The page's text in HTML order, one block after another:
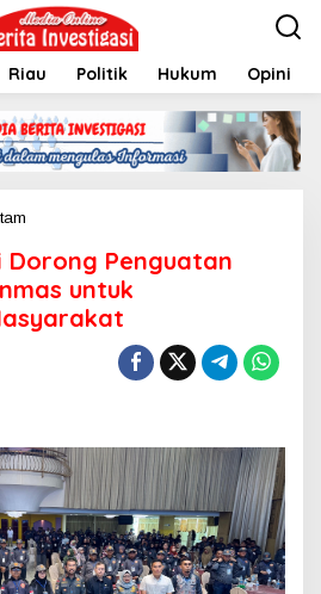
Riau Politik Hukum Opini
t
p
o
l
r
i
D
o
r
o
n
Dorong Penguatan
untuk